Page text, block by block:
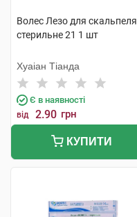
Волес Лезо для скальпеля
стерильне 21 1 шт
Хуаіан Тіанда
Є в наявності
від 2.90 грн
КУПИТИ